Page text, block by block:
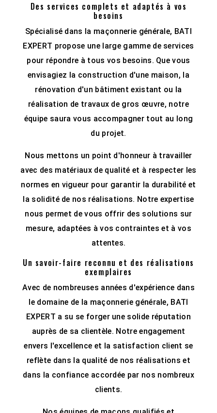
Des services complets et adaptés à vos
besoins
Spécialisé dans la maçonnerie générale, BATI
EXPERT propose une large gamme de services
pour répondre à tous vos besoins. Que vous
envisagiez la construction d'une maison, la
rénovation d'un bâtiment existant ou la
réalisation de travaux de gros œuvre, notre
équipe saura vous accompagner tout au long
du projet.
Nous mettons un point d'honneur à travailler
avec des matériaux de qualité et à respecter les
normes en vigueur pour garantir la durabilité et
la solidité de nos réalisations. Notre expertise
nous permet de vous offrir des solutions sur
mesure, adaptées à vos contraintes et à vos
attentes.
Un savoir-faire reconnu et des réalisations
exemplaires
Avec de nombreuses années d'expérience dans
le domaine de la maçonnerie générale, BATI
EXPERT a su se forger une solide réputation
auprès de sa clientèle. Notre engagement
envers l'excellence et la satisfaction client se
reflète dans la qualité de nos réalisations et
dans la confiance accordée par nos nombreux
clients.